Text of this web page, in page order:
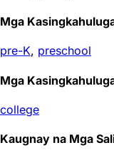
Mga
pre-K, preschool
Mga
college
Kaugnay na Mga